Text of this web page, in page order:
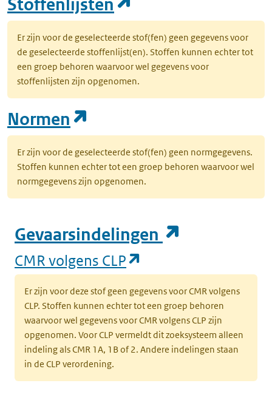
Stoffenlijsten
Er zijn voor de geselecteerde stof(fen) geen gegevens voor
de geselecteerde stoffenlijst(en). Stoffen kunnen echter tot
een groep behoren waarvoor wel gegevens voor
stoffenlijsten zijn opgenomen.
Normen
Er zijn voor de geselecteerde stof(fen) geen normgegevens.
Stoffen kunnen echter tot een groep behoren waarvoor wel
normgegevens zijn opgenomen.
Gevaarsindelingen
CMR volgens CLP
Er zijn voor deze stof geen gegevens voor CMR volgens
CLP. Stoffen kunnen echter tot een groep behoren
waarvoor wel gegevens voor CMR volgens CLP zijn
opgenomen. Voor CLP vermeldt dit zoeksysteem alleen
indeling als CMR 1A, 1B of 2. Andere indelingen staan
in de CLP verordening.